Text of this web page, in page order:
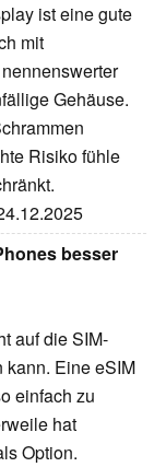
ist eine gute
mit
Gehäuse.
Risiko fühle
besser
auf die SIM-
kann. Eine eSIM
einfach zu
hat
Option.